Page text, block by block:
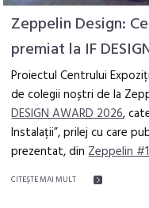
Zeppelin Design:
premiat la IF
Proiectul Centrului
de colegii noștri de la
DESIGN AWARD 2026,
Instalații”, prilej cu care
prezentat, dinZeppelin
CITEŞTE MAI MULT